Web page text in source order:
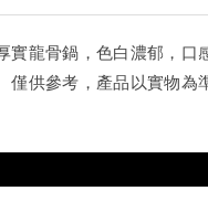
實龍骨鍋，色白濃郁，口
僅供參考，產品以實物為